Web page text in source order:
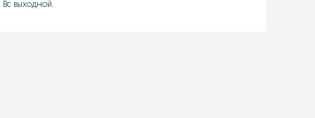
Вс выходной.